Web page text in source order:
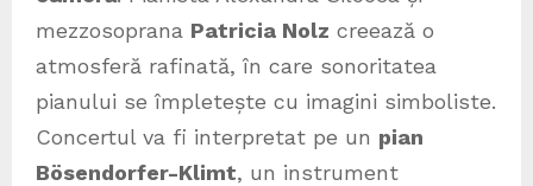
mezzosoprana Patricia Nolz creează o
atmosferă rafinată, în care sonoritatea
pianului se împletește cu imagini simboliste.
Concertul va fi interpretat pe un pian
Bösendorfer-Klimt, un instrument